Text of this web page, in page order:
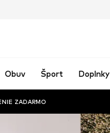
Obuv Šport Doplnky
ZADARMO